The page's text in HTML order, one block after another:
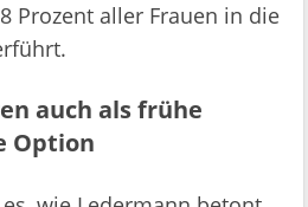
Prozent aller Frauen in die
auch als frühe
Option